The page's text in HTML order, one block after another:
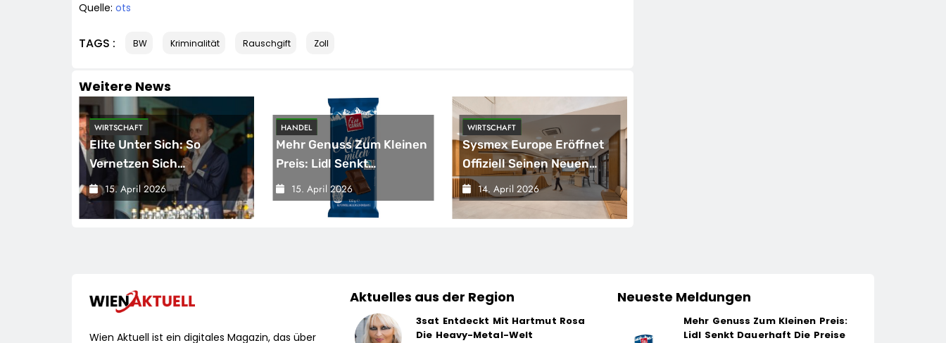
Quelle: ots
TAGS : BW Kriminalität Rauschgift Zoll
Weitere News
WIRTSCHAFT
Elite Unter Sich: So
Vernetzen Sich
Deutschlands Top-
Unternehmer Für Die
Zukunft
15. April 2026
HANDEL
Mehr Genuss Zum Kleinen
Preis: Lidl Senkt
Dauerhaft Die Preise Für
Schokolade / 26
Schokoladenartikel Jetzt
15. April 2026
WIRTSCHAFT
Sysmex Europe Eröffnet
Offiziell Seinen Neuen
Campus In Hamburg Und
Setzt Damit Neue
Maßstäbe Für
14. April 2026
Wien Aktuell ist ein digitales Magazin, das über
Aktuelles aus der Region
3sat Entdeckt Mit Hartmut Rosa
Die Heavy-Metal-Welt
Neueste Meldungen
Mehr Genuss Zum Kleinen Preis:
Lidl Senkt Dauerhaft Die Preise